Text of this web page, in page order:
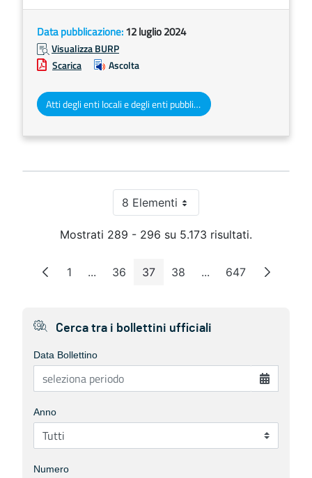
Data pubblicazione:12 luglio 2024
Visualizza BURP
Scarica
Ascolta
Atti degli enti locali e degli enti pubblici e privati
8 ElementiPer pagina
Mostrati 289 - 296 su 5.173 risultati.
Pagina
1 ...Pagine intermedie
Pagina
36 Pagina
37 Pagina
38 ...Pagine intermedie
Pagina
647
Cerca tra i bollettini ufficiali
Data Bollettino
Anno
Numero